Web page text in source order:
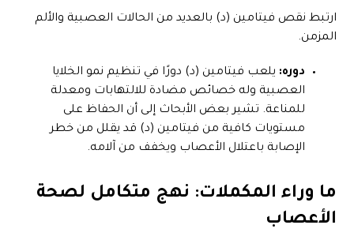
ارتبط نقص فيتامين (د) بالعديد من الحالات العصبية والألم
المزمن.
دوره: يلعب فيتامين (د) دورًا في تنظيم نمو الخلايا
العصبية وله خصائص مضادة للالتهابات ومعدلة
للمناعة. تشير بعض الأبحاث إلى أن الحفاظ على
مستويات كافية من فيتامين (د) قد يقلل من خطر
الإصابة باعتلال الأعصاب ويخفف من آلامه.
ما وراء المكملات: نهج متكامل لصحة
الأعصاب